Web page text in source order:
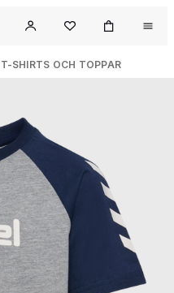
T-SHIRTS OCH TOPPAR